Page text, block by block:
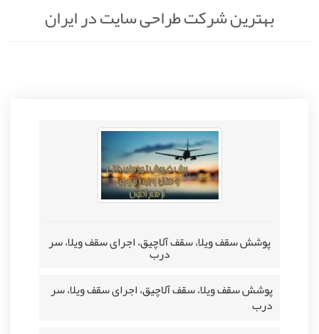
بهترین شرکت طراحی سایت در ایران
پوشش سقف ویلا، سقف آلاچیق، اجرای سقف ویلا، سر
درب
پوشش سقف ویلا، سقف آلاچیق، اجرای سقف ویلا، سر
درب